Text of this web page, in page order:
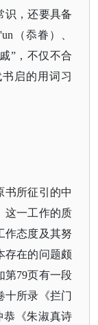
识，还要具备
（忝眷）、
”，不仅不合
启的用词习
书所征引的中
这一工作的质
作态度及其努
存在的问题颇
第79页有一段
十所录《拦门
恭《朱淑真诗